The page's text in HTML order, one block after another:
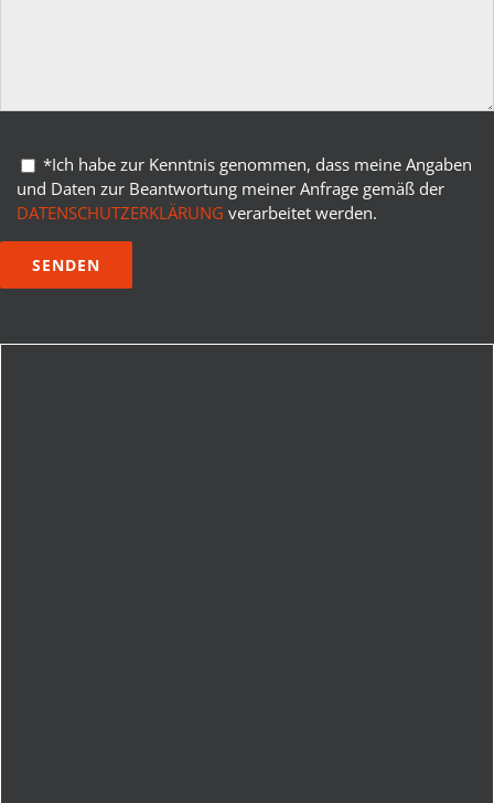
*Ich habe zur Kenntnis genommen, dass meine Angaben
und Daten zur Beantwortung meiner Anfrage gemäß der
DATENSCHUTZERKLÄRUNG verarbeitet werden.